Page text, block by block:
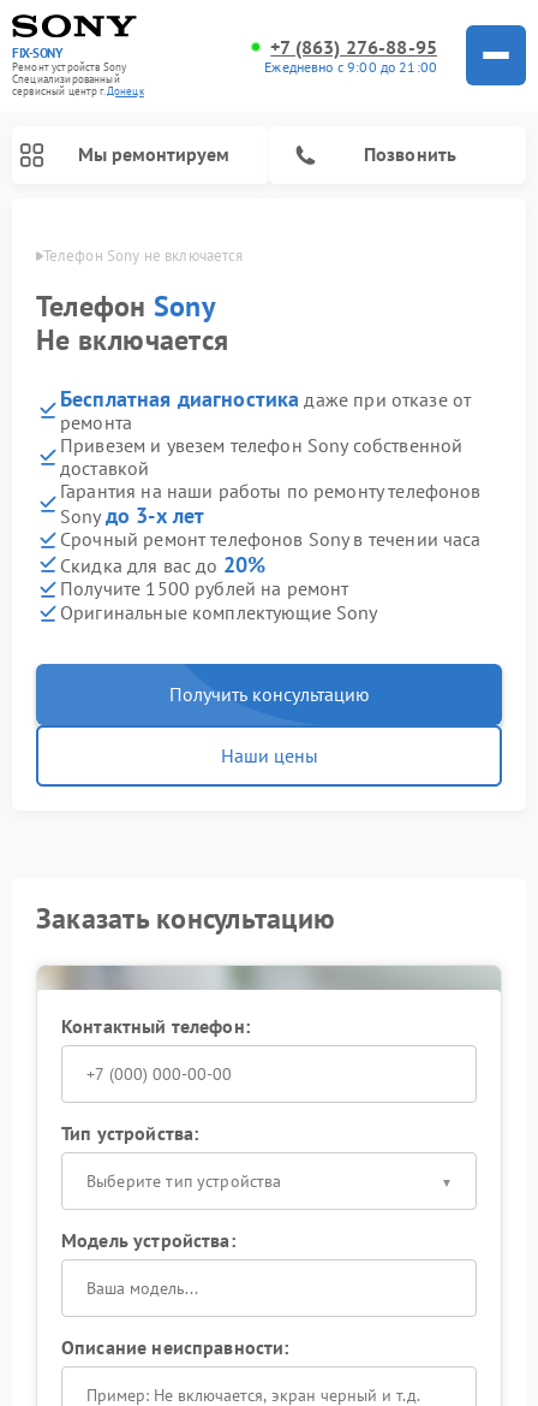
FIX-SONY
Ремонт устройств Sony
Специализированный
cервисный центр г. Донецк
+7 (863) 276-88-95
Ежедневно с 9:00 до 21:00
Мы ремонтируем Позвонить
Телефон Sony не включается
Телефон Sony
Не включается
Бесплатная диагностика даже при отказе от
ремонта
Привезем и увезем телефон Sony собственной
доставкой
Гарантия на наши работы по ремонту телефонов
Sony до 3-х лет
Срочный ремонт телефонов Sony в течении часа
Скидка для вас до 20%
Получите 1500 рублей на ремонт
Оригинальные комплектующие Sony
Получить консультацию
Наши цены
Заказать консультацию
Контактный телефон:
Тип устройства:
Выберите тип устройства
Модель устройства:
Описание неисправности: